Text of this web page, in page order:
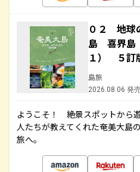
０２ 地球
島 喜界島
１） ５訂
島旅
2026.08.06 発
ようこそ！ 絶景スポットから
人たちが教えてくれた奄美大島
旅へ。